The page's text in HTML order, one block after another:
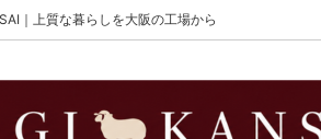
｜上質な暮らしを大阪の工場から